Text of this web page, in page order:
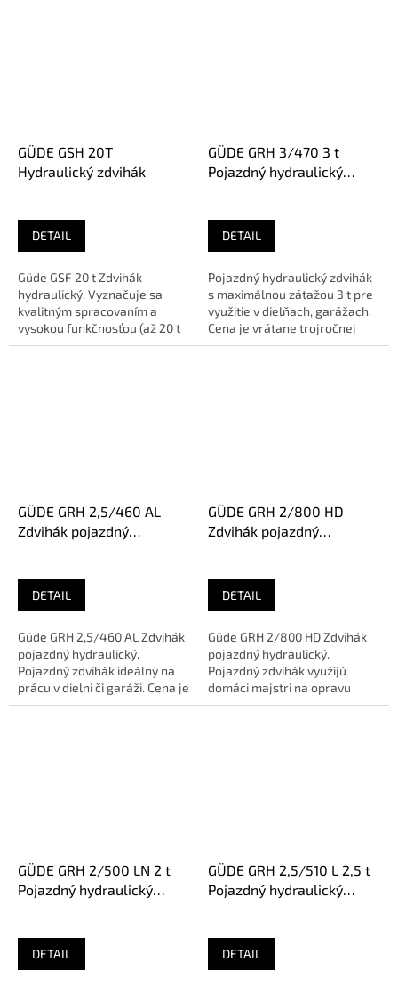
GÜDE GSH 20T
Hydraulický zdvihák
DETAIL
Güde GSF 20 t Zdvihák
hydraulický. Vyznačuje sa
kvalitným spracovaním a
vysokou funkčnosťou (až 20 t
zaťaženia).Sme
GÜDE GRH 3/470 3 t
Pojazdný hydraulický
DETAIL
Pojazdný hydraulický zdvihák
s maximálnou záťažou 3 t pre
využitie v dielňach, garážach.
Cena je vrátane trojročnej
záruky platí aj pre...
GÜDE GRH 2,5/460 AL
Zdvihák pojazdný
DETAIL
Güde GRH 2,5/460 AL Zdvihák
pojazdný hydraulický.
Pojazdný zdvihák ideálny na
prácu v dielni či garáži. Cena je
vrátane trojročnej...
GÜDE GRH 2/800 HD
Zdvihák pojazdný
DETAIL
Güde GRH 2/800 HD Zdvihák
pojazdný hydraulický.
Pojazdný zdvihák využijú
domáci majstri na opravu
najmä v dielňach alebo v
GÜDE GRH 2/500 LN 2 t
Pojazdný hydraulický
DETAIL
GÜDE GRH 2,5/510 L 2,5 t
Pojazdný hydraulický
DETAIL